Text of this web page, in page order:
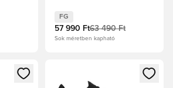
FG
57 990 Ft63 490 Ft
Sok méretben kapható
a bejelentkezéshez vagy a tagként
Megnyit egy modált a